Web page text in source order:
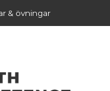
& övningar